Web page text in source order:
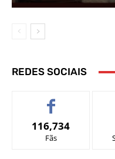
REDES SOCIAIS
116,734
Fãs